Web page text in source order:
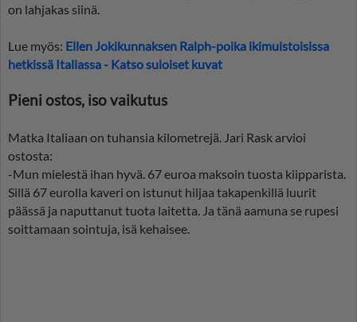
on lahjakas siinä.
Lue myös: Ellen Jokikunnaksen Ralph-poika ikimuistoisissa
hetkissä Italiassa - Katso suloiset kuvat
Pieni ostos, iso vaikutus
Matka Italiaan on tuhansia kilometrejä. Jari Rask arvioi
ostosta:
-Mun mielestä ihan hyvä. 67 euroa maksoin tuosta kiipparista.
Sillä 67 eurolla kaveri on istunut hiljaa takapenkillä luurit
päässä ja naputtanut tuota laitetta. Ja tänä aamuna se rupesi
soittamaan sointuja, isä kehaisee.